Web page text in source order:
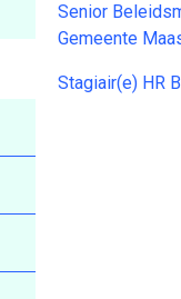
Senior
Gemeente
Stagiair(e) HR